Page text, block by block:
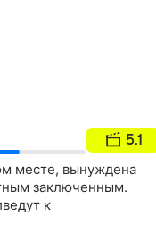
5.1
месте, вынуждена
заключенным.
к